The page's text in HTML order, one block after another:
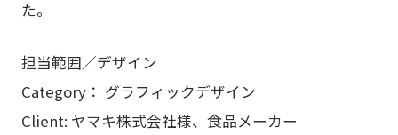
た。
担当範囲／デザイン
Category： グラフィックデザイン
Client: ヤマキ株式会社様、食品メーカー